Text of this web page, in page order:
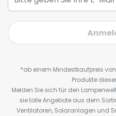
*ab einem Mindestkaufpreis von
Produkte dieser
Melden Sie sich für den
sie tolle Angebote aus dem
Ventilatoren, Solaranlagen und